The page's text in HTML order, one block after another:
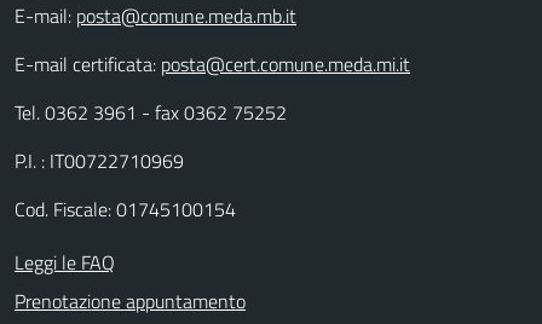
E-mail: posta@comune.meda.mb.it
E-mail certificata: posta@cert.comune.meda.mi.it
Tel. 0362 3961 - fax 0362 75252
P.I. : IT00722710969
Cod. Fiscale: 01745100154
Leggi le FAQ
Prenotazione appuntamento